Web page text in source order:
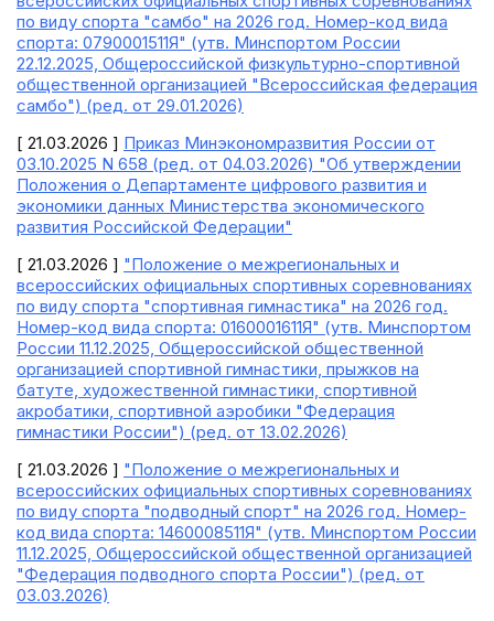
по виду спорта "самбо" на 2026 год. Номер-код вида
спорта: 0790001511Я" (утв. Минспортом России
22.12.2025, Общероссийской физкультурно-спортивной
общественной организацией "Всероссийская федерация
самбо") (ред. от 29.01.2026)
[ 21.03.2026 ] Приказ Минэкономразвития России от
03.10.2025 N 658 (ред. от 04.03.2026) "Об утверждении
Положения о Департаменте цифрового развития и
экономики данных Министерства экономического
развития Российской Федерации"
[ 21.03.2026 ] "Положение о межрегиональных и
всероссийских официальных спортивных соревнованиях
по виду спорта "спортивная гимнастика" на 2026 год.
Номер-код вида спорта: 0160001611Я" (утв. Минспортом
России 11.12.2025, Общероссийской общественной
организацией спортивной гимнастики, прыжков на
батуте, художественной гимнастики, спортивной
акробатики, спортивной аэробики "Федерация
гимнастики России") (ред. от 13.02.2026)
[ 21.03.2026 ] "Положение о межрегиональных и
всероссийских официальных спортивных соревнованиях
по виду спорта "подводный спорт" на 2026 год. Номер-
код вида спорта: 1460008511Я" (утв. Минспортом России
11.12.2025, Общероссийской общественной организацией
"Федерация подводного спорта России") (ред. от
03.03.2026)